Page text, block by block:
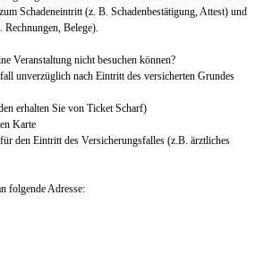
Schadeneintritt (z. B. Schadenbestätigung, Attest) und
Rechnungen, Belege).
Veranstaltung nicht besuchen können?
unverzüglich nach Eintritt des versicherten Grundes
erhalten Sie von Ticket Scharf)
Karte
den Eintritt des Versicherungsfalles (z.B. ärztliches
folgende Adresse: